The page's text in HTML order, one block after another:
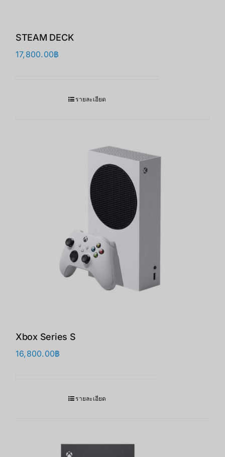
STEAM DECK
17,800.00฿
รายละเอียด
Xbox Series S
16,800.00฿
รายละเอียด